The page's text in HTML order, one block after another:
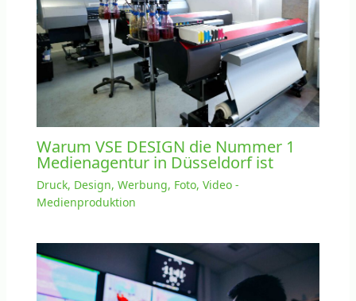
Warum VSE DESIGN die Nummer 1
Medienagentur in Düsseldorf ist
Druck, Design, Werbung, Foto, Video -
Medienproduktion